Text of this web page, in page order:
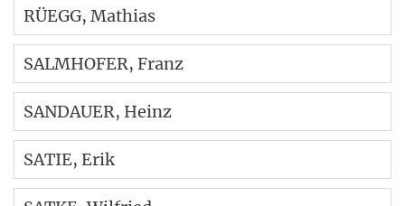
RÜEGG, Mathias
SALMHOFER, Franz
SANDAUER, Heinz
SATIE, Erik